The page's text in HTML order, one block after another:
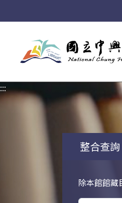
:::
整合查詢
除本館館藏
關鍵字搜尋